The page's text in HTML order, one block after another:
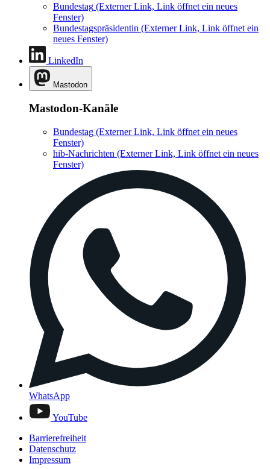
Bundestag (Externer Link, Link öffnet ein neues
Fenster)
Bundestagspräsidentin (Externer Link, Link öffnet ein
neues Fenster)
LinkedIn
Mastodon
Mastodon-Kanäle
Bundestag (Externer Link, Link öffnet ein neues
Fenster)
hib-Nachrichten (Externer Link, Link öffnet ein neues
Fenster)
WhatsApp
YouTube
Barrierefreiheit
Datenschutz
Impressum